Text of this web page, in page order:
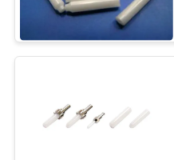
Fibre
Splitter